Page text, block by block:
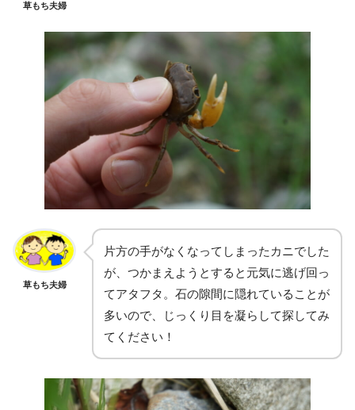
草もち夫婦
草もち夫婦
片方の手がなくなってしまったカニでした
が、つかまえようとすると元気に逃げ回っ
てアタフタ。石の隙間に隠れていることが
多いので、じっくり目を凝らして探してみ
てください！